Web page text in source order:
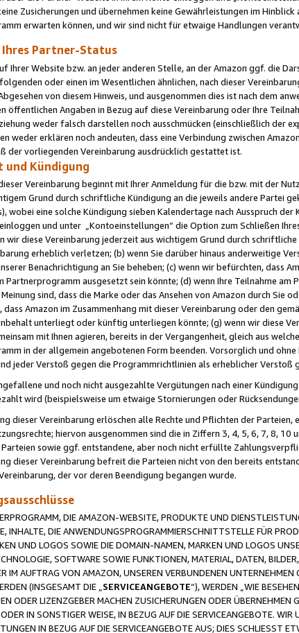
Zusicherungen und übernehmen keine Gewährleistungen im
erwarten können, und wir sind nicht für etwaige Handlungen
Ihres Partner-Status
Ihrer Website bzw. an jeder anderen Stelle, an der Amazon ggf. die
oder einen im Wesentlichen ähnlichen, nach dieser
von diesem Hinweis, und ausgenommen dies ist nach dem
öffentlichen Angaben in Bezug auf diese Vereinbarung oder Ihre
weder falsch darstellen noch ausschmücken (einschließlich der
weder erklären noch andeuten, dass eine Verbindung zwischen
der vorliegenden Vereinbarung ausdrücklich gestattet ist.
und Kündigung
Vereinbarung beginnt mit Ihrer Anmeldung für die bzw. mit der
Grund durch schriftliche Kündigung an die jeweils andere Partei
wobei eine solche Kündigung sieben Kalendertage nach Ausspruch
und unter „Kontoeinstellungen“ die Option zum Schließen
wir diese Vereinbarung jederzeit aus wichtigem Grund durch
erheblich verletzen; (b) wenn Sie darüber hinaus anderweitige
Benachrichtigung an Sie beheben; (c) wenn wir befürchten, dass
Partnerprogramm ausgesetzt sein könnte; (d) wenn Ihre Teilnahme
sind, dass die Marke oder das Ansehen von Amazon durch
dass Amazon im Zusammenhang mit dieser Vereinbarung oder den
unterliegt oder künftig unterliegen könnte; (g) wenn wir diese
mit Ihnen agieren, bereits in der Vergangenheit, gleich aus
in der allgemein angebotenen Form beenden. Vorsorglich und
jeder Verstoß gegen die Programmrichtlinien als erheblicher Verstoß
und noch nicht ausgezahlte Vergütungen nach einer
wird (beispielsweise um etwaige Stornierungen oder
dieser Vereinbarung erlöschen alle Rechte und Pflichten der
hiervon ausgenommen sind die in Ziffern 3, 4, 5, 6, 7, 8,
sowie ggf. entstandene, aber noch nicht erfüllte
dieser Vereinbarung befreit die Parteien nicht von den bereits
der vor deren Beendigung begangen wurde.
DIE AMAZON-WEBSITE, PRODUKTE UND
INHALTE, DIE ANWENDUNGSPROGRAMMIERSCHNITTSTELLE FÜR
UND LOGOS SOWIE DIE DOMAIN-NAMEN, MARKEN UND LOGOS
SOFTWARE SOWIE FUNKTIONEN, MATERIAL, DATEN,
IM AUFTRAG VON AMAZON, UNSEREN VERBUNDENEN
(INSGESAMT DIE „ SERVICEANGEBOTE“), WERDEN „WIE
ODER LIZENZGEBER MACHEN ZUSICHERUNGEN ODER
IN SONSTIGER WEISE, IN BEZUG AUF DIE SERVICEANGEBOTE.
IN BEZUG AUF DIE SERVICEANGEBOTE AUS; DIES SCHLIESST